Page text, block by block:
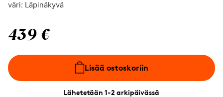
väri: Läpinäkyvä
439 €
Lisää ostoskoriin
Lähetetään 1-2 arkipäivässä